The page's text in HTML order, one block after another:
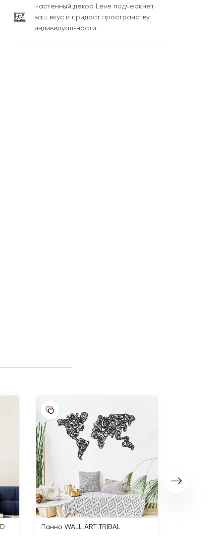
Настенный декор Leve подчеркнет
ваш вкус и придаст пространству
индивидуальности.
Панно WALL ART TRIBAL